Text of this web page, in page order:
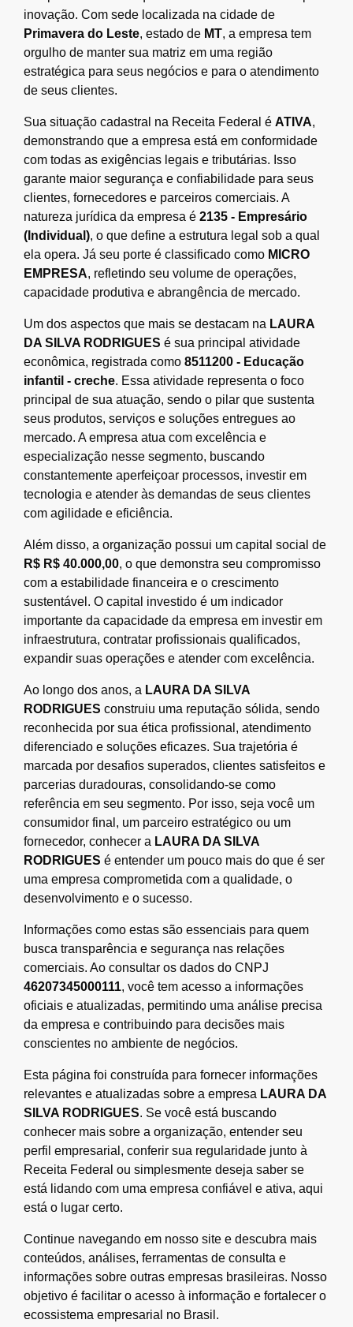
inovação. Com sede localizada na cidade de
Primavera do Leste, estado de MT, a empresa tem
orgulho de manter sua matriz em uma região
estratégica para seus negócios e para o atendimento
de seus clientes.
Sua situação cadastral na Receita Federal é ATIVA,
demonstrando que a empresa está em conformidade
com todas as exigências legais e tributárias. Isso
garante maior segurança e confiabilidade para seus
clientes, fornecedores e parceiros comerciais. A
natureza jurídica da empresa é 2135 - Empresário
(Individual), o que define a estrutura legal sob a qual
ela opera. Já seu porte é classificado como MICRO
EMPRESA, refletindo seu volume de operações,
capacidade produtiva e abrangência de mercado.
Um dos aspectos que mais se destacam na LAURA
DA SILVA RODRIGUES é sua principal atividade
econômica, registrada como 8511200 - Educação
infantil - creche. Essa atividade representa o foco
principal de sua atuação, sendo o pilar que sustenta
seus produtos, serviços e soluções entregues ao
mercado. A empresa atua com excelência e
especialização nesse segmento, buscando
constantemente aperfeiçoar processos, investir em
tecnologia e atender às demandas de seus clientes
com agilidade e eficiência.
Além disso, a organização possui um capital social de
R$ R$ 40.000,00, o que demonstra seu compromisso
com a estabilidade financeira e o crescimento
sustentável. O capital investido é um indicador
importante da capacidade da empresa em investir em
infraestrutura, contratar profissionais qualificados,
expandir suas operações e atender com excelência.
Ao longo dos anos, a LAURA DA SILVA
RODRIGUES construiu uma reputação sólida, sendo
reconhecida por sua ética profissional, atendimento
diferenciado e soluções eficazes. Sua trajetória é
marcada por desafios superados, clientes satisfeitos e
parcerias duradouras, consolidando-se como
referência em seu segmento. Por isso, seja você um
consumidor final, um parceiro estratégico ou um
fornecedor, conhecer a LAURA DA SILVA
RODRIGUES é entender um pouco mais do que é ser
uma empresa comprometida com a qualidade, o
desenvolvimento e o sucesso.
Informações como estas são essenciais para quem
busca transparência e segurança nas relações
comerciais. Ao consultar os dados do CNPJ
46207345000111, você tem acesso a informações
oficiais e atualizadas, permitindo uma análise precisa
da empresa e contribuindo para decisões mais
conscientes no ambiente de negócios.
Esta página foi construída para fornecer informações
relevantes e atualizadas sobre a empresa LAURA DA
SILVA RODRIGUES. Se você está buscando
conhecer mais sobre a organização, entender seu
perfil empresarial, conferir sua regularidade junto à
Receita Federal ou simplesmente deseja saber se
está lidando com uma empresa confiável e ativa, aqui
está o lugar certo.
Continue navegando em nosso site e descubra mais
conteúdos, análises, ferramentas de consulta e
informações sobre outras empresas brasileiras. Nosso
objetivo é facilitar o acesso à informação e fortalecer o
ecossistema empresarial no Brasil.